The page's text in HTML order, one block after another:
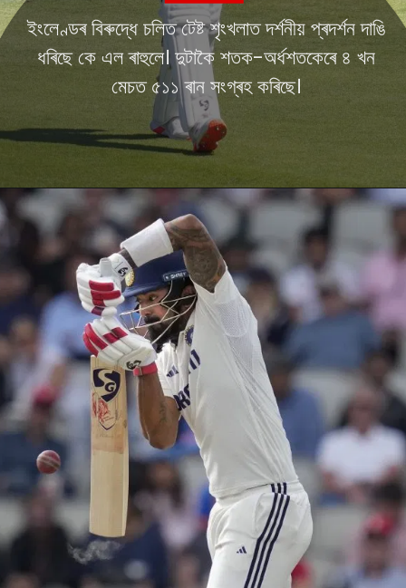
ইংলেণ্ডৰ বিৰুদ্ধে চলিত টেষ্ট শৃংখলাত দৰ্শনীয় প্ৰদৰ্শন দাঙি
ধৰিছে কে এল ৰাহুলে। দুটাকৈ শতক-অৰ্ধশতকেৰে ৪ খন
মেচত ৫১১ ৰান সংগ্ৰহ কৰিছে।